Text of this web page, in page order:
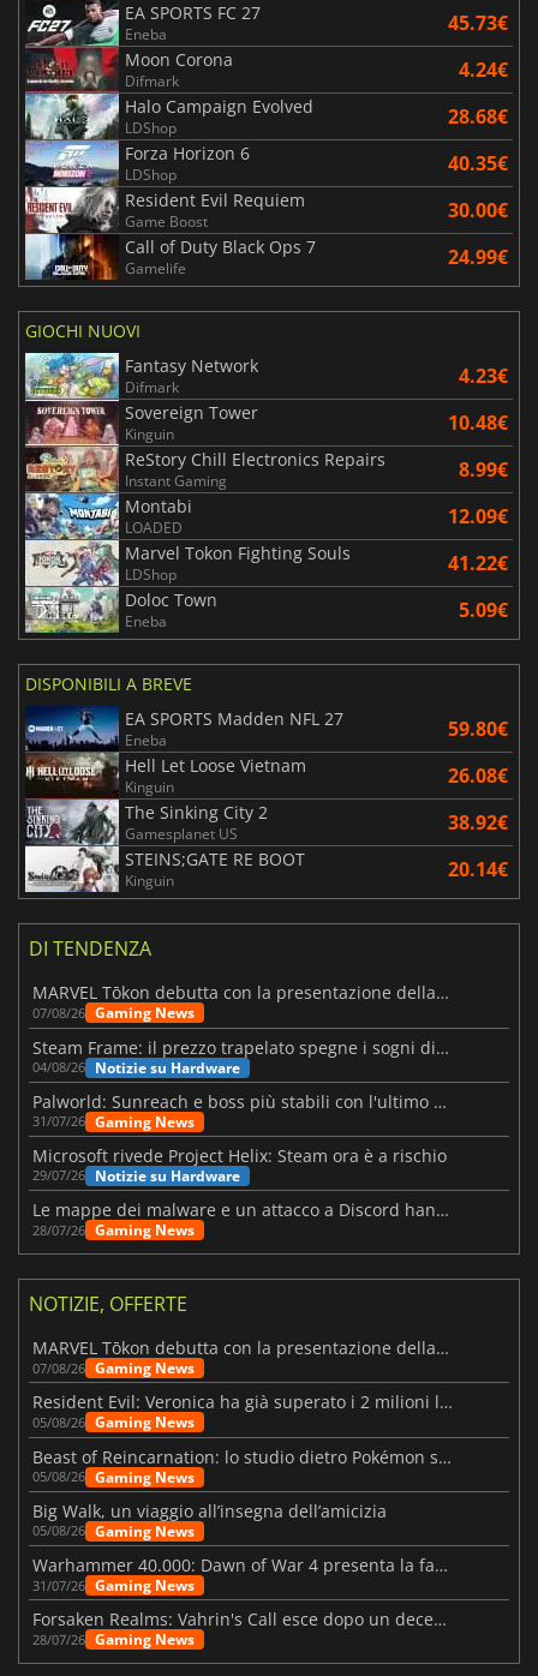
EA SPORTS FC 27
Eneba 45.73€
Moon Corona
Difmark 4.24€
Halo Campaign Evolved
LDShop 28.68€
Forza Horizon 6
LDShop 40.35€
Resident Evil Requiem
Game Boost 30.00€
Call of Duty Black Ops 7
Gamelife 24.99€
GIOCHI NUOVI
Fantasy Network
Difmark 4.23€
Sovereign Tower
Kinguin 10.48€
ReStory Chill Electronics Repairs
Instant Gaming 8.99€
Montabi
LOADED 12.09€
Marvel Tokon Fighting Souls
LDShop 41.22€
Doloc Town
Eneba 5.09€
DISPONIBILI A BREVE
EA SPORTS Madden NFL 27
Eneba 59.80€
Hell Let Loose Vietnam
Kinguin 26.08€
The Sinking City 2
Gamesplanet US 38.92€
STEINS;GATE RE BOOT
Kinguin 20.14€
DI TENDENZA
MARVEL Tōkon debutta con la presentazione della roadmap per il primo anno
07/08/26 Gaming News
Steam Frame: il prezzo trapelato spegne i sogni di un VR economico
04/08/26 Notizie su Hardware
Palworld: Sunreach e boss più stabili con l'ultimo update
31/07/26 Gaming News
Microsoft rivede Project Helix: Steam ora è a rischio
29/07/26 Notizie su Hardware
Le mappe dei malware e un attacco a Discord hanno colpito Meccha Chameleon
28/07/26 Gaming News
NOTIZIE, OFFERTE
MARVEL Tōkon debutta con la presentazione della roadmap per il primo anno
07/08/26 Gaming News
Resident Evil: Veronica ha già superato i 2 milioni liste dei desideri
05/08/26 Gaming News
Beast of Reincarnation: lo studio dietro Pokémon su una nuova strada
05/08/26 Gaming News
Big Walk, un viaggio all’insegna dell’amicizia
05/08/26 Gaming News
Warhammer 40.000: Dawn of War 4 presenta la fazione dei Necron
31/07/26 Gaming News
Forsaken Realms: Vahrin's Call esce dopo un decennio di sviluppo
28/07/26 Gaming News